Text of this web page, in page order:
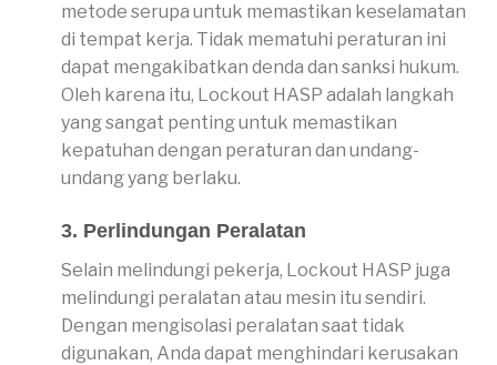
metode serupa untuk memastikan keselamatan
di tempat kerja. Tidak mematuhi peraturan ini
dapat mengakibatkan denda dan sanksi hukum.
Oleh karena itu, Lockout HASP adalah langkah
yang sangat penting untuk memastikan
kepatuhan dengan peraturan dan undang-
undang yang berlaku.
3. Perlindungan Peralatan
Selain melindungi pekerja, Lockout HASP juga
melindungi peralatan atau mesin itu sendiri.
Dengan mengisolasi peralatan saat tidak
digunakan, Anda dapat menghindari kerusakan